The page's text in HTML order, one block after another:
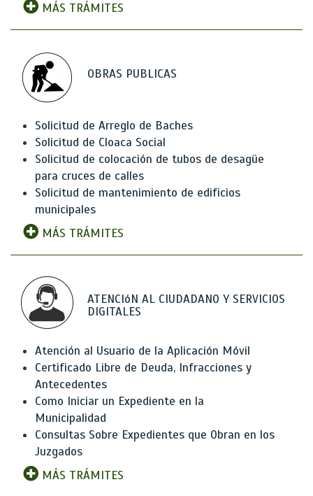
MÁS TRÁMITES
OBRAS PUBLICAS
Solicitud de Arreglo de Baches
Solicitud de Cloaca Social
Solicitud de colocación de tubos de desagüe
para cruces de calles
Solicitud de mantenimiento de edificios
municipales
MÁS TRÁMITES
ATENCIóN AL CIUDADANO Y SERVICIOS
DIGITALES
Atención al Usuario de la Aplicación Móvil
Certificado Libre de Deuda, Infracciones y
Antecedentes
Como Iniciar un Expediente en la
Municipalidad
Consultas Sobre Expedientes que Obran en los
Juzgados
MÁS TRÁMITES